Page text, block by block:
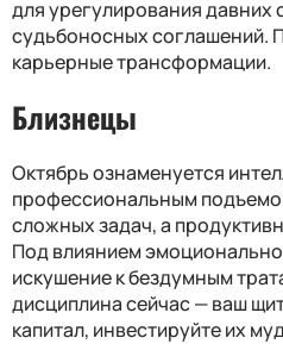
для урегулирования давних
судьбоносных соглашений.
карьерные трансформации.
Близнецы
Октябрь ознаменуется
профессиональным
сложных задач, а
Под влиянием
искушение к бездумным
дисциплина сейчас — ваш
капитал, инвестируйте их